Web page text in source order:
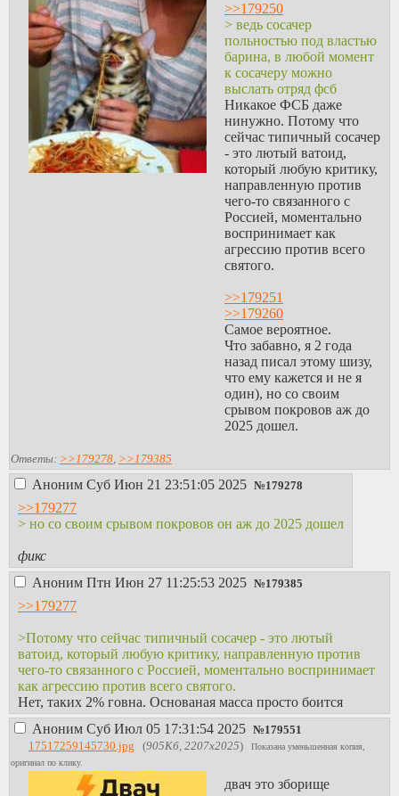
>>179250
> ведь сосачер
польностью под властью
барина, в любой момент
к сосачеру можно
выслать отряд фсб
Никакое ФСБ даже
нинужно. Потому что
сейчас типичный сосачер
- это лютый ватоид,
который любую критику,
направленную против
чего-то связанного с
Россией, моментально
воспринимает как
агрессию против всего
святого.
>>179251
>>179260
Самое вероятное.
Что забавно, я 2 года
назад писал этому шизу,
что ему кажется и не я
один), но со своим
срывом покровов аж до
2025 дошел.
Ответы: >>179278, >>179385
Аноним Суб Июн 21 23:51:05 2025 №179278
>>179277
> но со своим срывом покровов он аж до 2025 дошел
фикс
Аноним Птн Июн 27 11:25:53 2025 №179385
>>179277
>Потому что сейчас типичный сосачер - это лютый
ватоид, который любую критику, направленную против
чего-то связанного с Россией, моментально воспринимает
как агрессию против всего святого.
Нет, таких 2% говна. Основаная масса просто боится
Аноним Суб Июл 05 17:31:54 2025 №179551
17517259145730.jpg (905Кб, 2207x2025)
Показана уменьшенная копия,
оригинал по клику.
двач это зборище